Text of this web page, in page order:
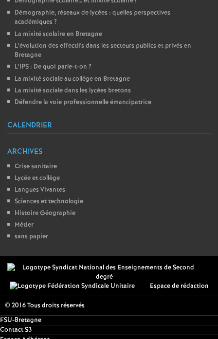
Démographie, réseaux de lycées : quelles perspectives
académiques ?
La mixité scolaire en Bretagne
L’évolution des effectifs dans les secteurs publics et privés en
Bretagne
L’IPS : De quoi parle-t-on ?
La mixité sociale au collège en Bretagne
La mixité sociale dans les lycées bretons
Défendre la voie professionnelle émancipatrice
CALENDRIER
ARCHIVES
Crise sanitaire
Lycée et collège
Langues Vivantes
Sciences et technologie
Histoire Géographie
Métier
sans papier
Espace de rédaction
© 2016 Tous droits réservés
FSU-Bretagne
Contact S3